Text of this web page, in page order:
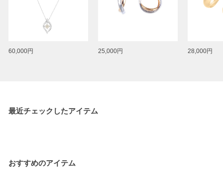
60,000円 25,000円 28,000円
最近チェックしたアイテム
おすすめのアイテム